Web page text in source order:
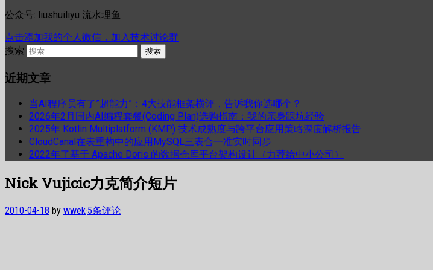
公众号: liushuiliyu 流水理鱼
点击添加我的个人微信，加入技术讨论群
搜索
近期文章
当AI程序员有了”超能力”：4大技能框架横评，告诉我你选哪个？
2026年2月国内AI编程套餐(Coding Plan)选购指南：我的亲身踩坑经验
2025年 Kotlin Multiplatform (KMP) 技术成熟度与跨平台应用策略深度解析报告
CloudCanal在表重构中的应用MySQL三表合一准实时同步
2022年了基于 Apache Doris 的数据仓库平台架构设计（力荐给中小公司）
Nick Vujicic力克简介短片
2010-04-18 by wwek·5条评论